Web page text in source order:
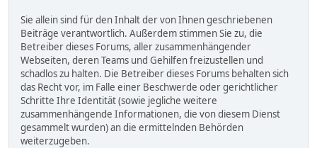
Sie allein sind für den Inhalt der von Ihnen geschriebenen
Beiträge verantwortlich. Außerdem stimmen Sie zu, die
Betreiber dieses Forums, aller zusammenhängender
Webseiten, deren Teams und Gehilfen freizustellen und
schadlos zu halten. Die Betreiber dieses Forums behalten sich
das Recht vor, im Falle einer Beschwerde oder gerichtlicher
Schritte Ihre Identität (sowie jegliche weitere
zusammenhängende Informationen, die von diesem Dienst
gesammelt wurden) an die ermittelnden Behörden
weiterzugeben.